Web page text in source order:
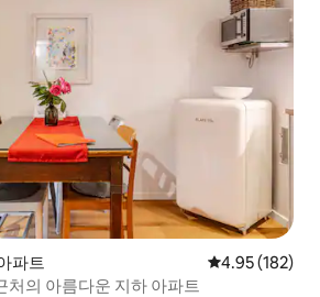
파트 평점 4.95점(5
4.95 (182)
처의 아름다운 지하 아파트